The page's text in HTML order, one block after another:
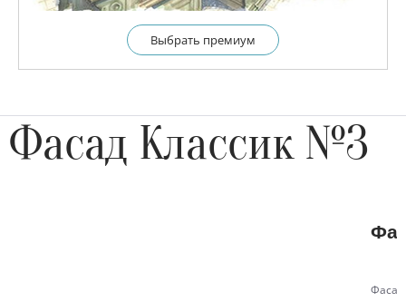
Выбрать премиум
Фасад Классик №3